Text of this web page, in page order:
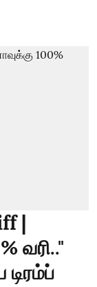
|
வரி.."